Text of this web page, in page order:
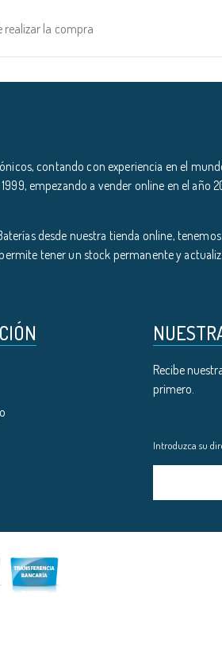
realizar la compra
contando con experiencia en el
empezando a vender online en el año
desde nuestra tienda online,
tener un stock permanente y
Recibe
primero.
Introduzca su